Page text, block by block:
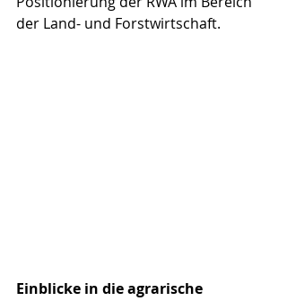
der Land- und Forstwirtschaft.
Einblicke in die agrarische